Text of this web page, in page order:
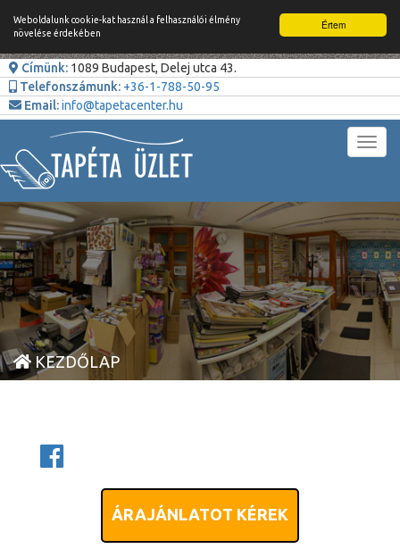
Értem
Weboldalunk cookie-kat használ a felhasználói élmény
növelése érdekében
Címünk: 1089 Budapest, Delej utca 43.
Telefonszámunk: +36-1-788-50-95
Email:info@tapetacenter.hu
KEZDŐLAP
ÁRAJÁNLATOT KÉREK